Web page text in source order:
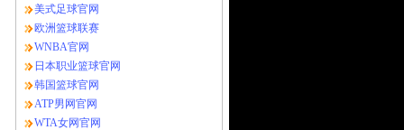
美式足球官网
欧洲篮球联赛
WNBA官网
日本职业篮球官网
韩国篮球官网
ATP男网官网
WTA女网官网